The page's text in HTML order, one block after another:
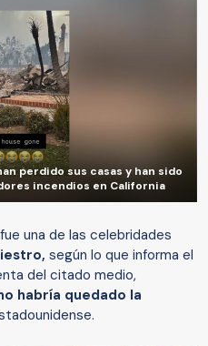
perdido sus casas y han sido
incendios en California
una de las celebridades
según lo que informa el
del citado medio,
habría quedado la